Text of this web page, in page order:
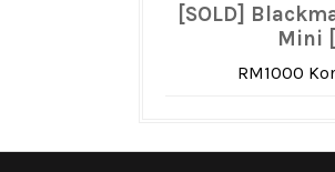
[SOLD]
Mini
RM1000